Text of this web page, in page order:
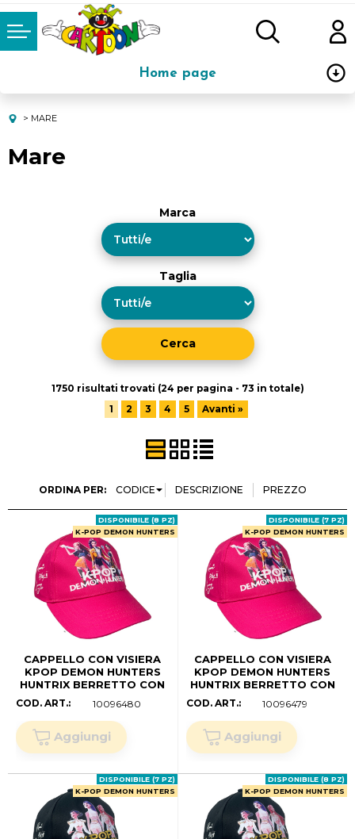
Home page
Stoviglie e Pranzo
Natale
Contatti
MARE
Mare
Marca
Taglia
1750 risultati trovati (24 per pagina - 73 in totale)
1
2 3 4 5 Avanti »
ORDINA PER:
CAPPELLO CON VISIERA
KPOP DEMON HUNTERS
HUNTRIX BERRETTO CON
CHIUSURA REGOLABILE
BAMBINA - W17061MC (54
CM.)
COD. ART.: 10096480
K-POP DEMON HUNTERS
DISPONIBILE (8 PZ)
CAPPELLO CON VISIERA
KPOP DEMON HUNTERS
HUNTRIX BERRETTO CON
CHIUSURA REGOLABILE
BAMBINA - W17061MC (52
CM.)
COD. ART.: 10096479
K-POP DEMON HUNTERS
DISPONIBILE (7 PZ)
K-POP DEMON HUNTERS
DISPONIBILE (7 PZ)
K-POP DEMON HUNTERS
DISPONIBILE (8 PZ)